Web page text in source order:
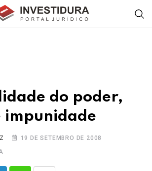
do poder,
impunidade
19 DE SETEMBRO DE 2008